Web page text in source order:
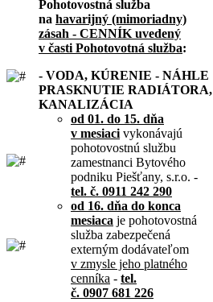
Pohotovostná služba
na havarijný (mimoriadny)
zásah - CENNÍK uvedený
v časti Pohotovotná služba:
- VODA, KÚRENIE - NÁHLE
PRASKNUTIE RADIÁTORA,
KANALIZÁCIA
od 01. do 15. dňa
v mesiaci vykonávajú
pohotovostnú službu
zamestnanci Bytového
podniku Piešťany, s.r.o. -
tel. č. 0911 242 290
od 16. dňa do konca
mesiaca je pohotovostná
služba zabezpečená
externým dodávateľom
v zmysle jeho platného
cenníka - tel.
č. 0907 681 226